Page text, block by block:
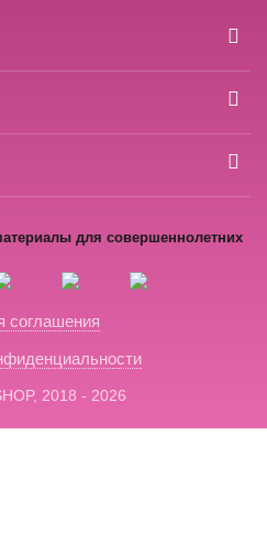
для совершеннолетних
соглашения
2018 - 2026